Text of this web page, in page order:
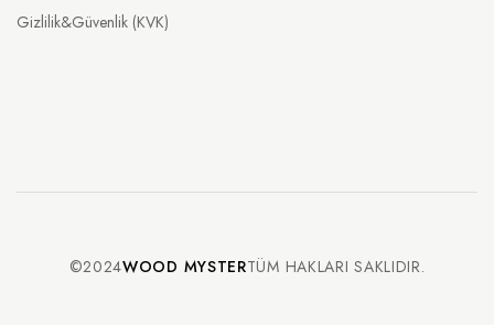
Gizlilik&Güvenlik (KVK)
©2024WOOD MYSTERTÜM HAKLARI SAKLIDIR.